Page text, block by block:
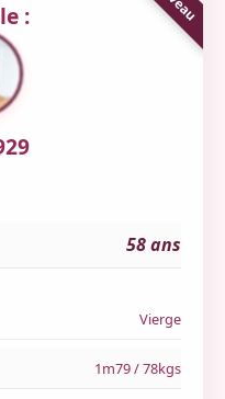
:
58 ans
Vierge
1m79 / 78kgs